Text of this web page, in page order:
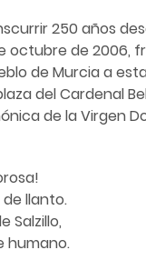
250 años
octubre de 2006,
de Murcia a
del Cardenal
de la Virgen
llanto.
Salzillo,
humano.